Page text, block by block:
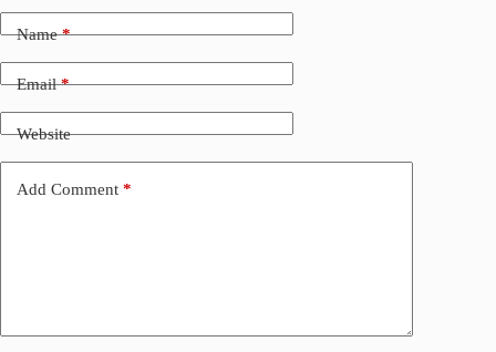
Name*
Email*
Website
Add Comment *